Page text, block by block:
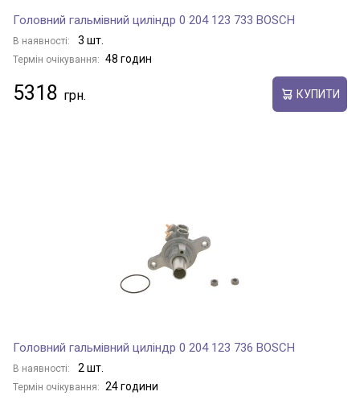
Головний гальмівний циліндр 0 204 123 733 BOSCH
В наявності: 3 шт.
Термін очікування: 48 годин
5318 КУПИТИ
Головний гальмівний циліндр 0 204 123 736 BOSCH
В наявності: 2 шт.
Термін очікування: 24 години